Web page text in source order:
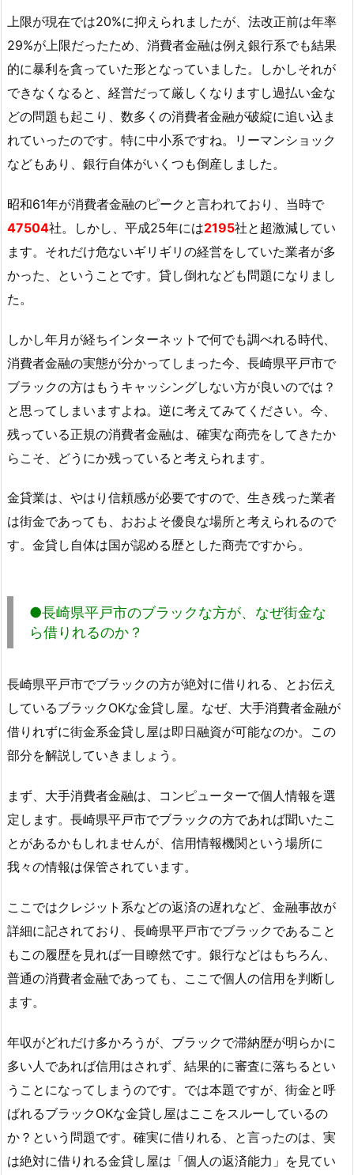
上限が現在では20%に抑えられましたが、法改正前は年率
29%が上限だったため、消費者金融は例え銀行系でも結果
的に暴利を貪っていた形となっていました。しかしそれが
できなくなると、経営だって厳しくなりますし過払い金な
どの問題も起こり、数多くの消費者金融が破綻に追い込ま
れていったのです。特に中小系ですね。リーマンショック
などもあり、銀行自体がいくつも倒産しました。
昭和61年が消費者金融のピークと言われており、当時で
47504社。しかし、平成25年には2195社と超激減してい
ます。それだけ危ないギリギリの経営をしていた業者が多
かった、ということです。貸し倒れなども問題になりまし
た。
しかし年月が経ちインターネットで何でも調べれる時代、
消費者金融の実態が分かってしまった今、長崎県平戸市で
ブラックの方はもうキャッシングしない方が良いのでは？
と思ってしまいますよね。逆に考えてみてください。今、
残っている正規の消費者金融は、確実な商売をしてきたか
らこそ、どうにか残っていると考えられます。
金貸業は、やはり信頼感が必要ですので、生き残った業者
は街金であっても、おおよそ優良な場所と考えられるので
す。金貸し自体は国が認める歴とした商売ですから。
●長崎県平戸市のブラックな方が、なぜ街金な
ら借りれるのか？
長崎県平戸市でブラックの方が絶対に借りれる、とお伝え
しているブラックOKな金貸し屋。なぜ、大手消費者金融が
借りれずに街金系金貸し屋は即日融資が可能なのか。この
部分を解説していきましょう。
まず、大手消費者金融は、コンピューターで個人情報を選
定します。長崎県平戸市でブラックの方であれば聞いたこ
とがあるかもしれませんが、信用情報機関という場所に
我々の情報は保管されています。
ここではクレジット系などの返済の遅れなど、金融事故が
詳細に記されており、長崎県平戸市でブラックであること
もこの履歴を見れば一目瞭然です。銀行などはもちろん、
普通の消費者金融であっても、ここで個人の信用を判断し
ます。
年収がどれだけ多かろうが、ブラックで滞納歴が明らかに
多い人であれば信用はされず、結果的に審査に落ちるとい
うことになってしまうのです。では本題ですが、街金と呼
ばれるブラックOKな金貸し屋はここをスルーしているの
か？という問題です。確実に借りれる、と言ったのは、実
は絶対に借りれる金貸し屋は「個人の返済能力」を見てい